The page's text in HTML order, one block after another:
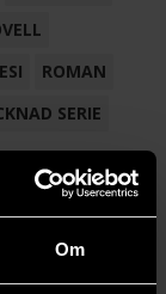
Om
ROMAN
SERIE
Novels